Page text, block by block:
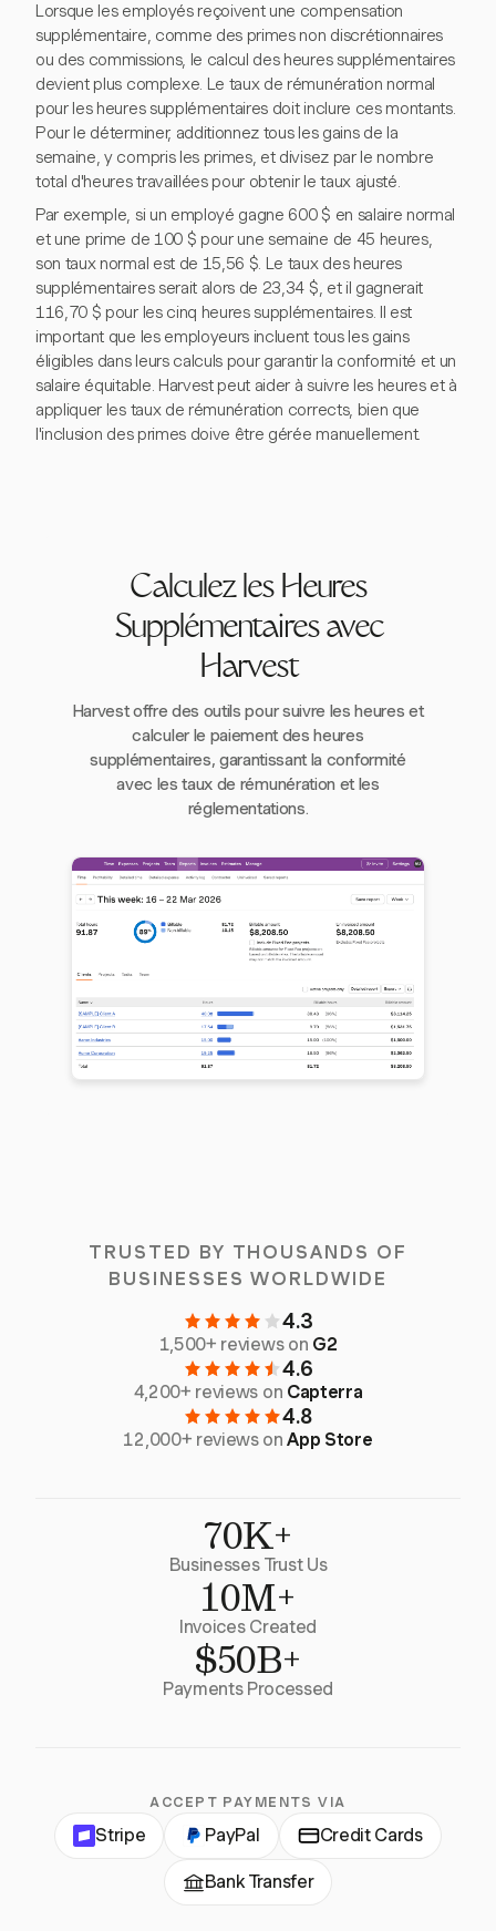
Lorsque les employés reçoivent une compensation
supplémentaire, comme des primes non discrétionnaires
ou des commissions, le calcul des heures supplémentaires
devient plus complexe. Le taux de rémunération normal
pour les heures supplémentaires doit inclure ces montants.
Pour le déterminer, additionnez tous les gains de la
semaine, y compris les primes, et divisez par le nombre
total d'heures travaillées pour obtenir le taux ajusté.
Par exemple, si un employé gagne 600 $ en salaire normal
et une prime de 100 $ pour une semaine de 45 heures,
son taux normal est de 15,56 $. Le taux des heures
supplémentaires serait alors de 23,34 $, et il gagnerait
116,70 $ pour les cinq heures supplémentaires. Il est
important que les employeurs incluent tous les gains
éligibles dans leurs calculs pour garantir la conformité et un
salaire équitable. Harvest peut aider à suivre les heures et à
appliquer les taux de rémunération corrects, bien que
l'inclusion des primes doive être gérée manuellement.
Calculez les Heures
Supplémentaires avec
Harvest
Harvest offre des outils pour suivre les heures et
calculer le paiement des heures
supplémentaires, garantissant la conformité
avec les taux de rémunération et les
réglementations.
TRUSTED BY THOUSANDS OF
BUSINESSES WORLDWIDE
4.3
1,500+ reviews on G2
4.6
4,200+ reviews on Capterra
4.8
12,000+ reviews onApp Store
70K+
Businesses Trust Us
10M+
Invoices Created
$50B+
Payments Processed
ACCEPT PAYMENTS VIA
Stripe PayPal Credit Cards
Bank Transfer